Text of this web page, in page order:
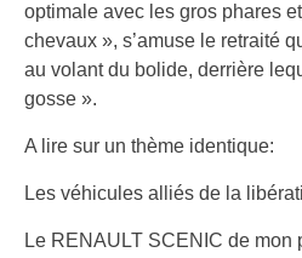
optimale avec les gros phares
chevaux », s’amuse le retraité
au volant du bolide, derrière
gosse ».
A lire sur un thème identique:
Les véhicules alliés de la
Le RENAULT SCENIC de mon